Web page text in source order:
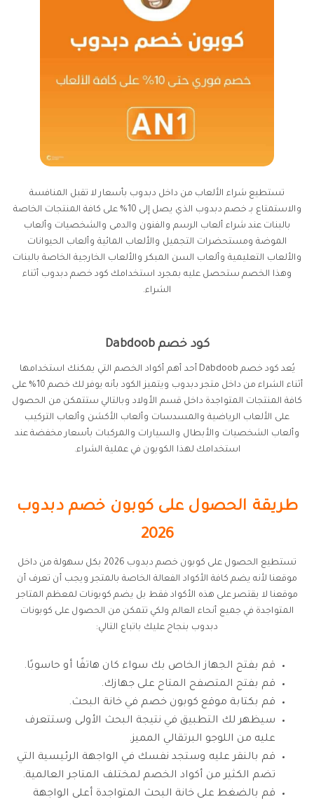
تستطيع شراء الألعاب من داخل دبدوب بأسعار لا تقبل المنافسة
والاستمتاع بـ خصم دبدوب الذي يصل إلى 10% على كافة المنتجات الخاصة
بالبنات عند شراء ألعاب الرسم والفنون والدمى والشخصيات وألعاب
الموضة ومستحضرات التجميل والألعاب المائية وألعاب الحيوانات
والألعاب التعليمية وألعاب السن المبكر والألعاب الخارجية الخاصة بالبنات
وهذا الخصم ستحصل عليه بمجرد استخدامك كود خصم دبدوب أثناء
الشراء.
كود خصم Dabdoob
يُعد كود خصم Dabdoob أحد أهم أكواد الخصم التي يمكنك استخدامها
أثناء الشراء من داخل متجر دبدوب ويتميز الكود بأنه يوفر لك خصم 10% على
كافة المنتجات المتواجدة داخل قسم الأولاد وبالتالي ستتمكن من الحصول
على الألعاب الرياضية والمسدسات وألعاب الأكشن وألعاب التركيب
وألعاب الشخصيات والأبطال والسيارات والمركبات بأسعار مخفضة عند
استخدامك لهذا الكوبون في عملية الشراء.
طريقة الحصول على كوبون خصم دبدوب
2026
تستطيع الحصول على كوبون خصم دبدوب 2026 بكل سهولة من داخل
موقعنا لأنه يضم كافة الأكواد الفعالة الخاصة بالمتجر ويجب أن تعرف أن
موقعنا لا يقتصر على هذه الأكواد فقط بل يضم كوبونات لمعظم المتاجر
المتواجدة في جميع أنحاء العالم ولكي تتمكن من الحصول على كوبونات
دبدوب بنجاح عليك باتباع التالي:
قم بفتح الجهاز الخاص بك سواء كان هاتفًا أو حاسوبًا.
قم بفتح المتصفح المتاح على جهازك.
قم بكتابة موقع كوبون خصم في خانة البحث.
سيظهر لك التطبيق في نتيجة البحث الأولى وستتعرف
عليه من اللوجو البرتقالي المميز.
قم بالنقر عليه وستجد نفسك في الواجهة الرئيسية التي
تضم الكثير من أكواد الخصم لمختلف المتاجر العالمية.
قم بالضغط على خانة البحث المتواجدة أعلى الواجهة